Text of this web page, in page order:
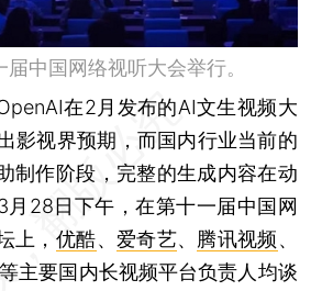
中国网络视听大会举行。
在2月发布的AI文生视频大
影视界预期，而国内行业当前的
制作阶段，完整的生成内容在动
月28日下午，在第十一届中国网
上， 优酷、 爱奇艺、 腾讯视频、
等主要国内长视频平台负责人均谈